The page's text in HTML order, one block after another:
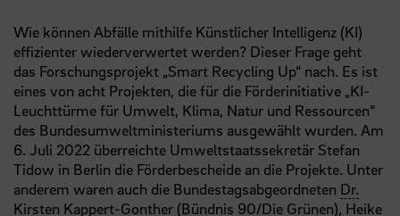
Wie können Abfälle mithilfe Künstlicher Intelligenz (KI)
effizienter wiederverwertet werden? Dieser Frage geht
das Forschungsprojekt „Smart Recycling Up“ nach. Es ist
eines von acht Projekten, die für die Förderinitiative „KI-
Leuchttürme für Umwelt, Klima, Natur und Ressourcen“
des Bundesumweltministeriums ausgewählt wurden. Am
6. Juli 2022 überreichte Umweltstaatssekretär Stefan
Tidow in Berlin die Förderbescheide an die Projekte. Unter
anderem waren auch die Bundestagsabgeordneten Dr.
Kirsten Kappert-Gonther (Bündnis 90/Die Grünen), Heike